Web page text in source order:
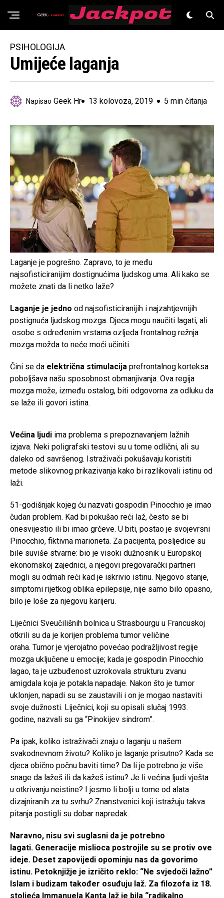
Znanost
PSIHOLOGIJA
Umijeće laganja
Napisao Geek Hr 13 kolovoza, 2019 5 min čitanja
Laganje je pogrešno. Zapravo, to je među
najsofisticiranijim dostignućima ljudskog uma. Ali kako se
možete znati da li netko laže?
Laganje je jedno od najsofisticiranijih i najzahtjevnijih
postignuća ljudskog mozga. Djeca mogu naučiti lagati, ali
osobe s određenim vrstama ozljeda frontalnog režnja
mozga možda to neće moći učiniti.
Čini se da električna stimulacija prefrontalnog korteksa
poboljšava našu sposobnost obmanjivanja. Ova regija
mozga može, između ostalog, biti odgovorna za odluku da
se laže ili govori istina.
Većina ljudi ima problema s prepoznavanjem lažnih
izjava. Neki poligrafski testovi su u tome odlični, ali su
daleko od savršenog. Istraživači pokušavaju koristiti
metode slikovnog prikazivanja kako bi razlikovali istinu od
laži.
51-godišnjak kojeg ću nazvati gospodin Pinocchio je imao
čudan problem. Kad bi pokušao reći laž, često se bi
onesvijestio ili bi imao grčeve. U biti, postao je svojevrsni
Pinocchio, fiktivna marioneta. Za pacijenta, posljedice su
bile suviše stvarne: bio je visoki dužnosnik u Europskoj
ekonomskoj zajednici, a njegovi pregovarački partneri
mogli su odmah reći kad je iskrivio istinu. Njegovo stanje,
simptomi rijetkog oblika epilepsije, nije samo bilo opasno,
bilo je loše za njegovu karijeru.
Liječnici Sveučilišnih bolnica u Strasbourgu u Francuskoj
otkrili su da je korijen problema tumor veličine
oraha. Tumor je vjerojatno povećao podražljivost regije
mozga uključene u emocije; kada je gospodin Pinocchio
lagao, ta je uzbuđenost uzrokovala strukturu zvanu
amigdala koja je potakla napadaje. Nakon što je tumor
uklonjen, napadi su se zaustavili i on je mogao nastaviti
svoje dužnosti. Liječnici, koji su opisali slučaj 1993.
godine, nazvali su ga “Pinokijev sindrom”.
Pa ipak, koliko istraživači znaju o laganju u našem
svakodnevnom životu? Koliko je laganje prisutno? Kada se
djeca obično počnu baviti time? Da li je potrebno je više
snage da lažeš ili da kažeš istinu? Je li većina ljudi vješta
u otkrivanju neistine? I jesmo li bolji u tome od alata
dizajniranih za tu svrhu? Znanstvenici koji istražuju takva
pitanja postigli su dobar napredak.
Naravno, nisu svi suglasni da je potrebno
lagati. Generacije mislioca postrojile su se protiv ove
ideje. Deset zapovijedi opominju nas da govorimo
istinu. Petoknjižje je izričito reklo: “Ne svjedoči lažno”
Islam i budizam također osuđuju laž. Za filozofa iz 18.
stoljeća Immanuela Kanta laž je bila “radikalno